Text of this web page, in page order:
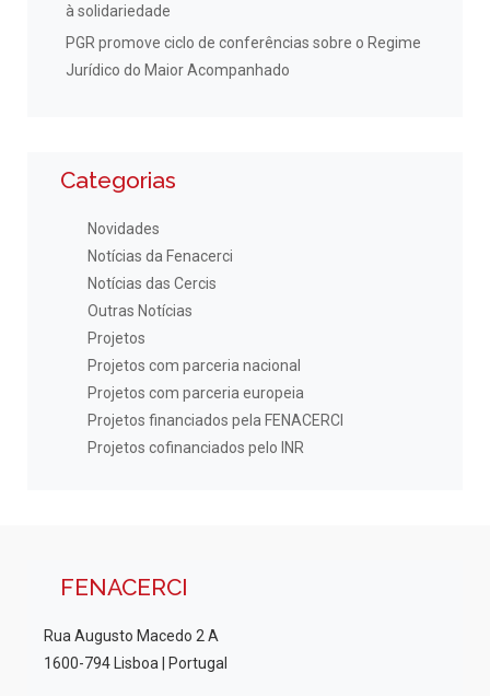
à solidariedade
PGR promove ciclo de conferências sobre o Regime
Jurídico do Maior Acompanhado
Categorias
Novidades
Notícias da Fenacerci
Notícias das Cercis
Outras Notícias
Projetos
Projetos com parceria nacional
Projetos com parceria europeia
Projetos financiados pela FENACERCI
Projetos cofinanciados pelo INR
FENACERCI
Rua Augusto Macedo 2 A
1600-794 Lisboa | Portugal